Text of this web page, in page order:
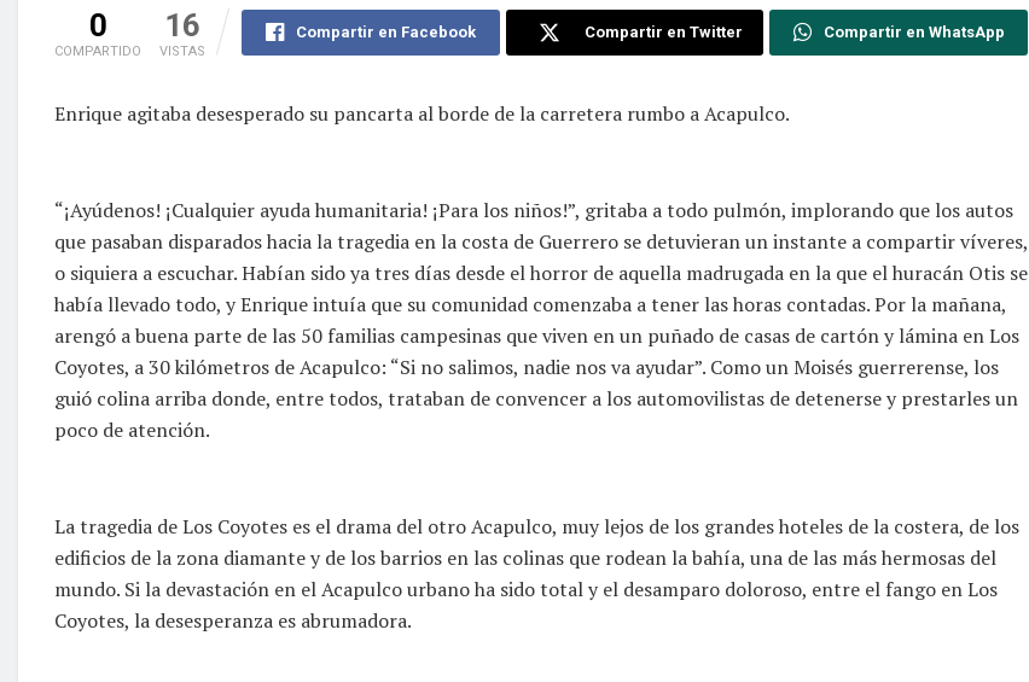
0
COMPARTIDO
16
VISTAS
Compartir en Facebook Compartir en Twitter Compartir en WhatsApp
Enrique agitaba desesperado su pancarta al borde de la carretera rumbo a Acapulco.
“¡Ayúdenos! ¡Cualquier ayuda humanitaria! ¡Para los niños!”, gritaba a todo pulmón, implorando que los autos
que pasaban disparados hacia la tragedia en la costa de Guerrero se detuvieran un instante a compartir víveres,
o siquiera a escuchar. Habían sido ya tres días desde el horror de aquella madrugada en la que el huracán Otis se
había llevado todo, y Enrique intuía que su comunidad comenzaba a tener las horas contadas. Por la mañana,
arengó a buena parte de las 50 familias campesinas que viven en un puñado de casas de cartón y lámina en Los
Coyotes, a 30 kilómetros de Acapulco: “Si no salimos, nadie nos va ayudar”. Como un Moisés guerrerense, los
guió colina arriba donde, entre todos, trataban de convencer a los automovilistas de detenerse y prestarles un
poco de atención.
La tragedia de Los Coyotes es el drama del otro Acapulco, muy lejos de los grandes hoteles de la costera, de los
edificios de la zona diamante y de los barrios en las colinas que rodean la bahía, una de las más hermosas del
mundo. Si la devastación en el Acapulco urbano ha sido total y el desamparo doloroso, entre el fango en Los
Coyotes, la desesperanza es abrumadora.